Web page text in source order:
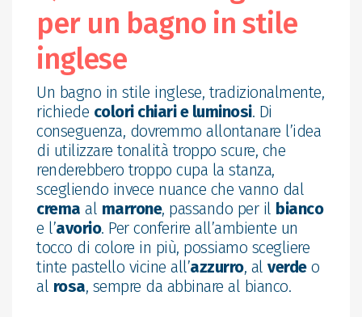
per un bagno in stile
inglese
Un bagno in stile inglese, tradizionalmente,
richiede colori chiari e luminosi. Di
conseguenza, dovremmo allontanare l’idea
di utilizzare tonalità troppo scure, che
renderebbero troppo cupa la stanza,
scegliendo invece nuance che vanno dal
crema al marrone, passando per il bianco
e l’avorio. Per conferire all’ambiente un
tocco di colore in più, possiamo scegliere
tinte pastello vicine all’azzurro, al verdeo
al rosa, sempre da abbinare al bianco.